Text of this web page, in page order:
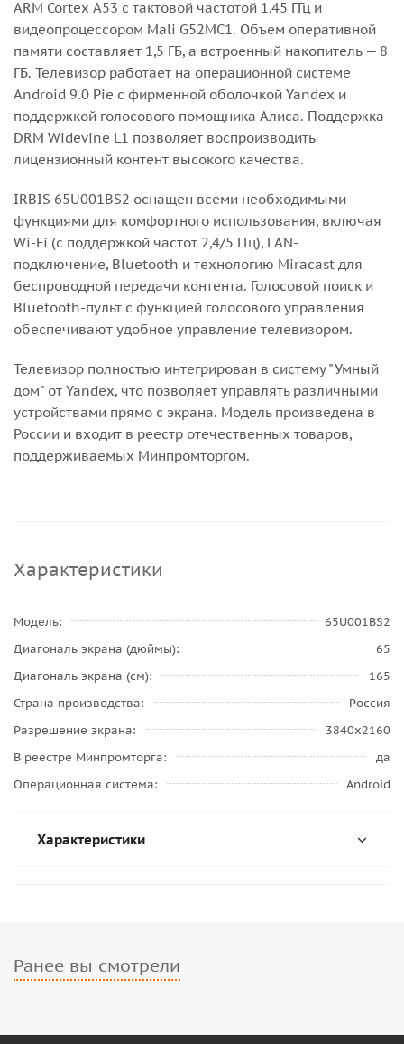
ARM Cortex A53 с тактовой частотой 1,45 ГГц и
видеопроцессором Mali G52MC1. Объем оперативной
памяти составляет 1,5 ГБ, а встроенный накопитель — 8
ГБ. Телевизор работает на операционной системе
Android 9.0 Pie с фирменной оболочкой Yandex и
поддержкой голосового помощника Алиса. Поддержка
DRM Widevine L1 позволяет воспроизводить
лицензионный контент высокого качества.
IRBIS 65U001BS2 оснащен всеми необходимыми
функциями для комфортного использования, включая
Wi-Fi (с поддержкой частот 2,4/5 ГГц), LAN-
подключение, Bluetooth и технологию Miracast для
беспроводной передачи контента. Голосовой поиск и
Bluetooth-пульт с функцией голосового управления
обеспечивают удобное управление телевизором.
Телевизор полностью интегрирован в систему "Умный
дом" от Yandex, что позволяет управлять различными
устройствами прямо с экрана. Модель произведена в
России и входит в реестр отечественных товаров,
поддерживаемых Минпромторгом.
Характеристики
Модель
65U001BS2
Диагональ экрана (дюймы)
65
Диагональ экрана (см)
165
Страна производства
Россия
Разрешение экрана
3840x2160
В реестре Минпромторга
да
Операционная система
Android
Характеристики
Ранее вы смотрели